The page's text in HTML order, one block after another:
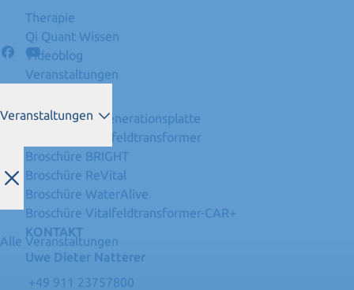
Veranstaltungen
Alle Veranstaltungen
Therapie
Qi Quant Wissen
Videoblog
Veranstaltungen
Broschüre Regenerationsplatte
Broschüre Vitalfeldtransformer
Broschüre BRIGHT
Broschüre ReVital
Broschüre WaterAlive
Broschüre Vitalfeldtransformer-CAR+
KONTAKT
Uwe Dieter Natterer
+49 911 23757800